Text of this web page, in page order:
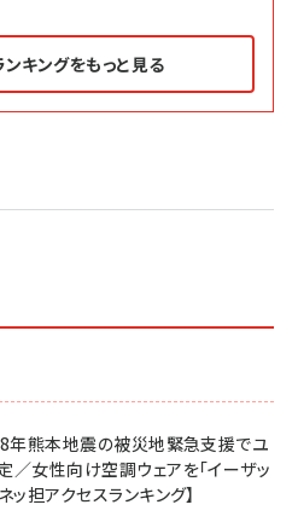
キングをもっと見る
上げたプロが教える note×AI 最強の
戦略が9割
ン)2026/07/01号 No.2501[魅せる
ン)2026/06/24号 No.2500増刊
ン)2026/07/08号 No.2502[2026
たの恋と運命／山田涼介]
タル 企業価値向上力の秘密
8年熊本地震の被災地緊急支援でユ
女性向け空調ウェアを「イーザッ
担アクセスランキング】